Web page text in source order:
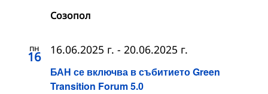
Созопол
пн
16
БАН се включва в събитието Green
Transition Forum 5.0
16.06.2025 г. - 20.06.2025 г.